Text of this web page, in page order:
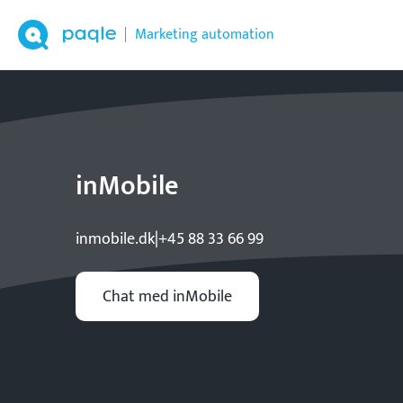
Marketing automation
inMobile
inmobile.dk|+45 88 33 66 99
Chat med inMobile